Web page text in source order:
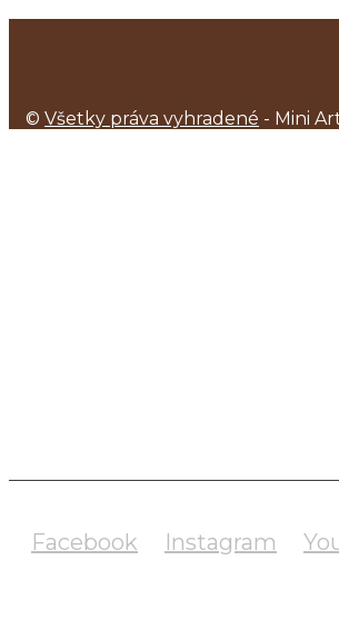
© Všetky práva vyhradené - Mini
Facebook Instagram